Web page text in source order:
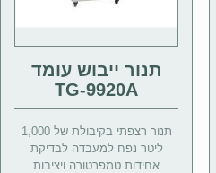
תנור ייבוש עומד
TG-9920A
תנור רצפתי בקיבולת של 1,000
ליטר נפח למעבדה לבדיקת
אחידות טמפרטורה ויציבות